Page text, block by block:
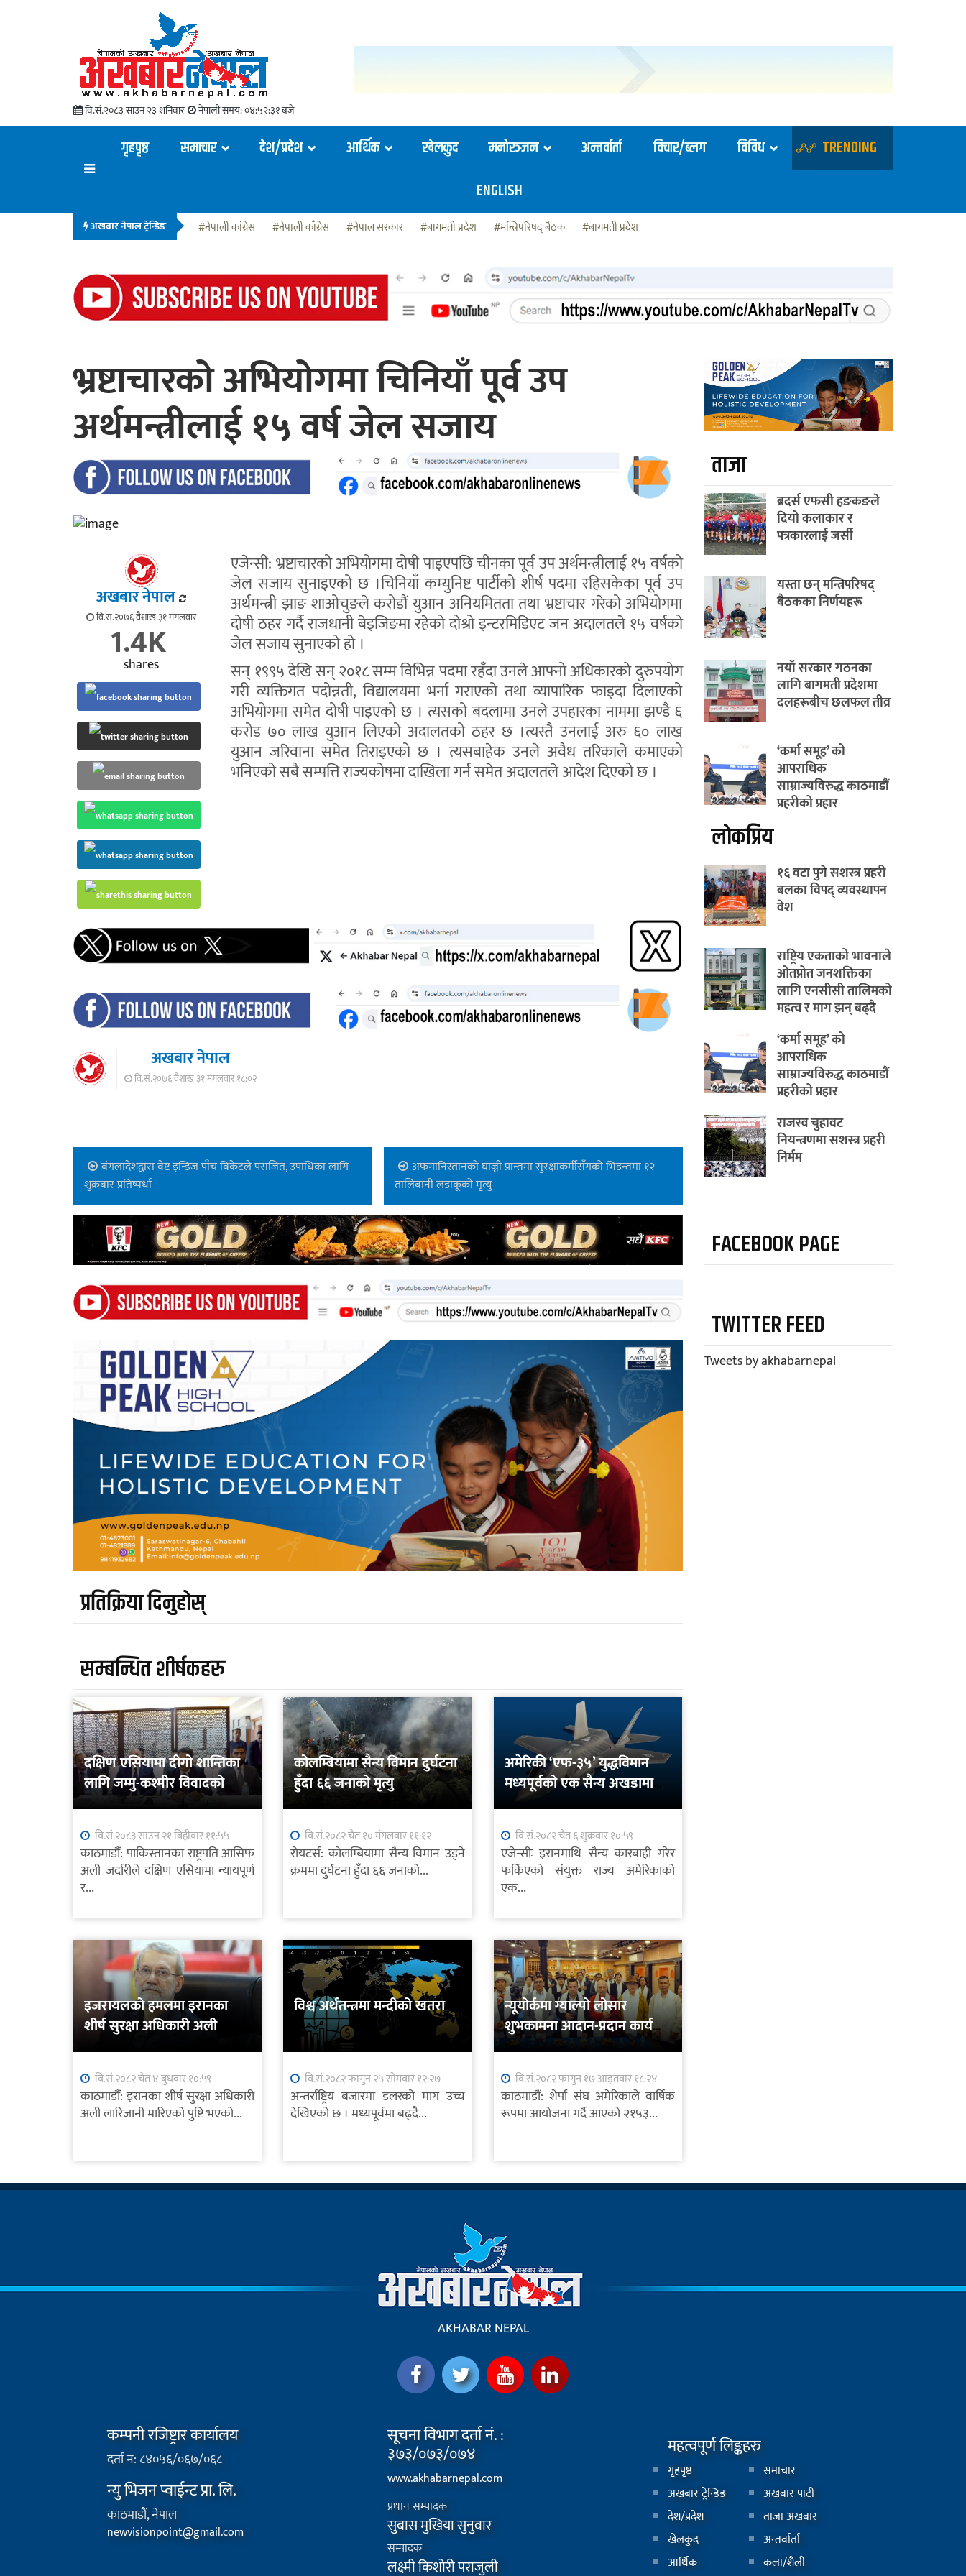
वि.सं.२०८३ साउन २३ शनिवार नेपाली समय:०४:५२:३२ बजे
गृहपृष्ठ समाचार देश/प्रदेश आर्थिक खेलकुद मनोरञ्जन अन्तर्वार्ता विचार/ब्लग विविध
TRENDING
ENGLISH
अखबार नेपाल ट्रेन्डिङ #नेपाली कांग्रेस #नेपाली काँग्रेस #नेपाल सरकार #बागमती प्रदेश #मन्त्रिपरिषद् बैठक #बागमती प्रदेशः
भ्रष्टाचारको अभियोगमा चिनियाँ पूर्व उप
अर्थमन्त्रीलाई १५ वर्ष जेल सजाय
अखबार नेपाल
वि.सं.२०७६ वैशाख ३१ मंगलवार
1.4K
shares
एजेन्सी: भ्रष्टाचारको अभियोगमा दोषी पाइएपछि चीनका पूर्व उप अर्थमन्त्रीलाई १५ वर्षको
जेल सजाय सुनाइएको छ ।चिनियाँ कम्युनिष्ट पार्टीको शीर्ष पदमा रहिसकेका पूर्व उप
अर्थमन्त्री झाङ शाओचुङले करोडौं युआन अनियमितता तथा भ्रष्टाचार गरेको अभियोगमा
दोषी ठहर गर्दै राजधानी बेइजिङमा रहेको दोश्रो इन्टरमिडिएट जन अदालतले १५ वर्षको
जेल सजाय सुनाएको हो ।
सन् १९९५ देखि सन् २०१८ सम्म विभिन्न पदमा रहँदा उनले आफ्नो अधिकारको दुरुपयोग
गरी व्यक्तिगत पदोन्नती, विद्यालयमा भर्ना गराएको तथा व्यापारिक फाइदा दिलाएको
अभियोगमा समेत दोषी पाइएको छ । त्यसको बदलामा उनले उपहारका नाममा झण्डै ६
करोड ७० लाख युआन लिएको अदालतको ठहर छ ।त्यस्तै उनलाई अरु ६० लाख
युआन जरिवाना समेत तिराइएको छ । त्यसबाहेक उनले अवैध तरिकाले कमाएको
भनिएको सबै सम्पत्ति राज्यकोषमा दाखिला गर्न समेत अदालतले आदेश दिएको छ ।
अखबार नेपाल
वि.सं.२०७६ वैशाख ३१ मंगलवार १८:०२
बंगलादेशद्वारा वेष्ट इन्डिज पाँच विकेटले पराजित, उपाधिका लागि
शुक्रबार प्रतिष्पर्धा
अफगानिस्तानको घाज्नी प्रान्तमा सुरक्षाकर्मीसँगको भिडन्तमा १२
तालिबानी लडाकूको मृत्यु
प्रतिक्रिया दिनुहोस्
सम्बन्धित शीर्षकहरु
दक्षिण एसियामा दीगो शान्तिका
लागि जम्मु-कश्मीर विवादको
शान्तिपूर्ण समाधान आवश्यक
वि.सं.२०८३ साउन २१ बिहीवार ११:५५
काठमाडौं: पाकिस्तानका राष्ट्रपति आसिफ
अली जर्दारीले दक्षिण एसियामा न्यायपूर्ण
र...
कोलम्बियामा सैन्य विमान दुर्घटना
हुँदा ६६ जनाको मृत्यु
वि.सं.२०८२ चैत १० मंगलवार ११:१२
रोयटर्स: कोलम्बियामा सैन्य विमान उड्ने
क्रममा दुर्घटना हुँदा ६६ जनाको...
अमेरिकी ‘एफ-३५’ युद्धविमान
मध्यपूर्वको एक सैन्य अखडामा
आकस्मिक अवतरण
वि.सं.२०८२ चैत ६ शुक्रवार १०:५९
एजेन्सीः इरानमाथि सैन्य कारबाही गरेर
फर्किएको संयुक्त राज्य अमेरिकाको
एक...
इजरायलको हमलमा इरानका
शीर्ष सुरक्षा अधिकारी अली
लारिजानी मारिएको पुष्टि
वि.सं.२०८२ चैत ४ बुधवार १०:५९
काठमाडौं: इरानका शीर्ष सुरक्षा अधिकारी
अली लारिजानी मारिएको पुष्टि भएको...
विश्व अर्थतन्त्रमा मन्दीको खतरा
वि.सं.२०८२ फागुन २५ सोमवार १२:२७
अन्तर्राष्ट्रिय बजारमा डलरको माग उच्च
देखिएको छ । मध्यपूर्वमा बढ्दै...
न्यूयोर्कमा ग्याल्पो लोसार
शुभकामना आदान-प्रदान कार्यक्रम
सम्पन्न
वि.सं.२०८२ फागुन १७ आइतवार १८:२४
काठमाडौं: शेर्पा संघ अमेरिकाले वार्षिक
रूपमा आयोजना गर्दै आएको २१५३...
ताजा
ब्रदर्स एफसी हङकङले
दियो कलाकार र
पत्रकारलाई जर्सी
यस्ता छन् मन्त्रिपरिषद्
बैठकका निर्णयहरू
नयाँ सरकार गठनका
लागि बागमती प्रदेशमा
दलहरूबीच छलफल तीव्र
‘कर्मा समूह’ को
आपराधिक
साम्राज्यविरुद्ध काठमाडौं
प्रहरीको प्रहार
लाेकप्रिय
१६ वटा पुगे सशस्त्र प्रहरी
बलका विपद् व्यवस्थापन
वेश
राष्ट्रिय एकताको भावनाले
ओतप्रोत जनशक्तिका
लागि एनसीसी तालिमको
महत्व र माग झन् बढ्दै
‘कर्मा समूह’ को
आपराधिक
साम्राज्यविरुद्ध काठमाडौं
प्रहरीको प्रहार
राजस्व चुहावट
नियन्त्रणमा सशस्त्र प्रहरी
निर्मम
FACEBOOK PAGE
TWITTER FEED
Tweets by akhabarnepal
AKHABAR NEPAL
कम्पनी रजिष्ट्रार कार्यालय
दर्ता न: ८४०५६/०६७/०६८
न्यु भिजन प्वाईन्ट प्रा. लि.
काठमाडौं, नेपाल
newvisionpoint@gmail.com
सूचना विभाग दर्ता नं. :
३७३/०७३/०७४
www.akhabarnepal.com
प्रधान सम्पादक
सुबास मुखिया सुनुवार
सम्पादक
लक्ष्मी किशोरी पराजुली
महत्वपूर्ण लिङ्कहरु
गृहपृष्ठ
समाचार
अखबार ट्रेन्डिङ
अखबार पाटी
देश/प्रदेश
ताजा अखबार
खेलकुद
अन्तर्वार्ता
आर्थिक
कला/शैली